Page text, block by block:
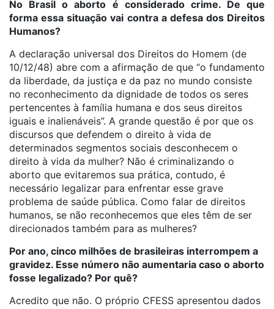
No Brasil o aborto é considerado crime. De que
forma essa situação vai contra a defesa dos Direitos
Humanos?
A declaração universal dos Direitos do Homem (de
10/12/48) abre com a afirmação de que “o fundamento
da liberdade, da justiça e da paz no mundo consiste
no reconhecimento da dignidade de todos os seres
pertencentes à família humana e dos seus direitos
iguais e inalienáveis”. A grande questão é por que os
discursos que defendem o direito à vida de
determinados segmentos sociais desconhecem o
direito à vida da mulher? Não é criminalizando o
aborto que evitaremos sua prática, contudo, é
necessário legalizar para enfrentar esse grave
problema de saúde pública. Como falar de direitos
humanos, se não reconhecemos que eles têm de ser
direcionados também para as mulheres?
Por ano, cinco milhões de brasileiras interrompem a
gravidez. Esse número não aumentaria caso o aborto
fosse legalizado? Por quê?
Acredito que não. O próprio CFESS apresentou dados